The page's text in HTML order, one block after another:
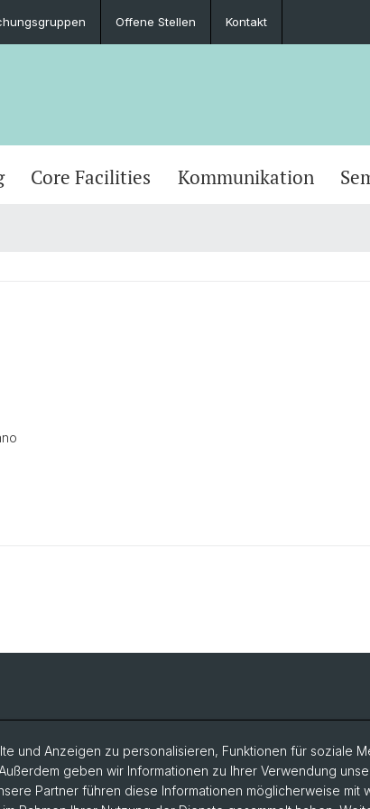
Offene Stellen Kontakt
Core Facilities Kommunikation
und Anzeigen zu personalisieren, Funktionen für soziale
geben wir Informationen zu Ihrer Verwendung
Partner führen diese Informationen möglicherweise mit